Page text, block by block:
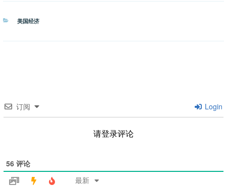
分
美国经济
订阅 Login
请登录评论
56 评论
最新